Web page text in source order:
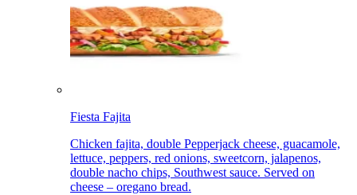
Fiesta Fajita​​​​‌ ‍ ​‍​‍‌‍ ‌ ​‍‌‍‍‌‌‍‌ ‌‍‍‌‌‍ ‍​‍​‍​ ‍‍​‍​‍‌ ​ ‌‍​‌‌‍ ‍‌‍‍‌‌ ‌​‌ ‍‌​‍ ‍‌‍‍‌‌‍ ​‍​‍​‍ ​​‍​‍‌‍‍​‌ ​‍‌‍‌‌‌‍‌‍​‍​‍​ ‍‍​‍​‍‌‍‍​‌ ‌​‌ ‌​‌ ​​‌ ​ ​ ‍‍​‍ ​‍ ‌‍ ‍‌‍ ‌ ​‍‌‍‌​‌‍‍‌‌‍​ ​‍ ‌‌‍​‍‌‍‍‌‌ ‌​‌‍‌‌‌ ​ ​‍ ‌‌‍‌ ‌ ​‍‌‍ ‌ ‌‌‌ ​​​‍ ‌‌ ​ ‌ ‌​‌ ‌‌‌‍‌​‌‍‍‌‌‍ ​‍ ‍‌ ‌‍‌‍‌‌‌ ​‍‌‍​ ‌‍‌‌‌‍ ​​‍ ‍‌‍​‌‌ ​​‌ ​​​‍ ‌‍‍‌‌‍ ‍‌ ‌​‌‍‌‌‌‍ ‍‌ ‌​​‍ ‌‍‌‌‌‍‌​‌‍‍‌‌ ‌​​‍ ‌‍ ‌‌‍ ‌‍‌​‌‍‌‌​ ‌‌ ​​‌ ​‍‌‍‌‌‌ ​ ‌‍‌‌‌‍ ‍‌ ‌​‌‍​‌‌ ‌​‌‍‍‌‌‍ ‌‍ ‍​ ‍ ‌‍‍‌‌‍‌​​ ‌​ ​ ​ ‌ ‌‍‌‌​ ​​​ ‌​​ ​​‌‍​‌‌‍‌‍​‍ ‌​ ‌​‌‍‌​‌‍‌​​ ​‌​‍ ‌​ ‌​​ ​‌​ ​‌‌‍​ ​‍ ‌​ ‍​​ ​ ​ ‌​​ ​‌​‍ ‌​ ​‌​ ‍​‌‍‌‍​ ‌​​ ​‌​ ‌‌​ ‌​‌‍​‌​ ‌​​ ​‍​ ​ ‌‍‌‌​ ‍ ‌ ‌​‌ ‍‌‌ ​​‌‍‌‌​ ‌‌ ​​‌ ​‍‌‍ ‌‍‌​‌ ‌‌‌‍​ ‌ ‌​​ ‍ ‌ ​​‌‍​‌‌ ‌​‌‍‍​​ ‌‌‍ ‍‌‍​‌‌‍ ‌‌‍‌‌​‍‌‌​ ‌‌‌​​‍‌‌ ‌‍‍ ‌‍‌‌‌ ‍‌​‍‌‌​ ​ ‌​‌​​‍‌‌​ ​ ‌​‌​​‍‌‌​ ​‍​ ​‍‌‍‌‌‌‍ ‍​‍‌‌​ ​‍​ ​‍​‍‌‌​ ‌‌‌​‌​​‍ ‍‌ ‌‍‌‍​‌‌‍ ​‌ ‌‌‌‍‌‌​ ‌‍​‍‌‍​‌‌ ​ ‌‍‌‌‌‌‌‌‌ ​‍‌‍ ​​ ‌‌‍‍​‌ ‌​‌ ‌​‌ ​​‌ ​ ​‍‌‌​ ​ ‌​​‌​‍‌‌​ ​‍‌​‌‍​‍‌‌​ ​‍‌​‌‍‌‍ ‍‌‍ ‌ ​‍‌‍‌​‌‍‍‌‌‍​ ​‍ ‌‌‍​‍‌‍‍‌‌ ‌​‌‍‌‌‌ ​ ​‍ ‌‌‍‌ ‌ ​‍‌‍ ‌ ‌‌‌ ​​​‍ ‌‌ ​ ‌ ‌​‌ ‌‌‌‍‌​‌‍‍‌‌‍ ​‍ ‍‌ ‌‍‌‍‌‌‌ ​‍‌‍​ ‌‍‌‌‌‍ ​​‍ ‍‌‍​‌‌ ​​‌ ​​​‍‌‍‌‍‍‌‌‍‌​​ ‌​ ​ ​ ‌ ‌‍‌‌​ ​​​ ‌​​ ​​‌‍​‌‌‍‌‍​‍ ‌​ ‌​‌‍‌​‌‍‌​​ ​‌​‍ ‌​ ‌​​ ​‌​ ​‌‌‍​ ​‍ ‌​ ‍​​ ​ ​ ‌​​ ​‌​‍ ‌​ ​‌​ ‍​‌‍‌‍​ ‌​​ ​‌​ ‌‌​ ‌​‌‍​‌​ ‌​​ ​‍​ ​ ‌‍‌‌​‍‌‍‌ ‌​‌ ‍‌‌ ​​‌‍‌‌​ ‌‌ ​​‌ ​‍‌‍ ‌‍‌​‌ ‌‌‌‍​ ‌ ‌​​‍‌‍‌ ​​‌‍​‌‌ ‌​‌‍‍​​ ‌‌‍ ‍‌‍​‌‌‍ ‌‌‍‌‌​‍‌‌​ ‌‌‌​​‍‌‌ ‌‍‍ ‌‍‌‌‌ ‍‌​‍‌‌​ ​ ‌​‌​​‍‌‌​ ​ ‌​‌​​‍‌‌​ ​‍​ ​‍‌‍‌‌‌‍ ‍​‍‌‌​ ​‍​ ​‍​‍‌‌​ ‌‌‌​‌​​‍ ‍‌ ‌‍‌‍​‌‌‍ ​‌ ‌‌‌‍‌‌​‍‌‍‌ ​​‌‍‌‌‌ ​‍‌ ​ ‌ ​​‌‍‌‌‌‍​ ‌ ‌​‌‍‍‌‌ ‌‍‌‍‌‌​ ‌‌ ​​‌ ‌‌‌‍​‍‌‍ ​‌‍‍‌‌ ​ ‌‍‍​‌‍‌‌‌‍‌​​‍​‍‌ ‌
Chicken fajita, double Pepperjack cheese, guacamole,
lettuce, peppers, red onions, sweetcorn, jalapenos,
double nacho chips, Southwest sauce. Served on
cheese – oregano bread.​​​​‌ ‍ ​‍​‍‌‍ ‌ ​‍‌‍‍‌‌‍‌ ‌‍‍‌‌‍ ‍​‍​‍​ ‍‍​‍​‍‌ ​ ‌‍​‌‌‍ ‍‌‍‍‌‌ ‌​‌ ‍‌​‍ ‍‌‍‍‌‌‍ ​‍​‍​‍ ​​‍​‍‌‍‍​‌ ​‍‌‍‌‌‌‍‌‍​‍​‍​ ‍‍​‍​‍‌‍‍​‌ ‌​‌ ‌​‌ ​​‌ ​ ​ ‍‍​‍ ​‍ ‌‍ ‍‌‍ ‌ ​‍‌‍‌​‌‍‍‌‌‍​ ​‍ ‌‌‍​‍‌‍‍‌‌ ‌​‌‍‌‌‌ ​ ​‍ ‌‌‍‌ ‌ ​‍‌‍ ‌ ‌‌‌ ​​​‍ ‌‌ ​ ‌ ‌​‌ ‌‌‌‍‌​‌‍‍‌‌‍ ​‍ ‍‌ ‌‍‌‍‌‌‌ ​‍‌‍​ ‌‍‌‌‌‍ ​​‍ ‍‌‍​‌‌ ​​‌ ​​​‍ ‌‍‍‌‌‍ ‍‌ ‌​‌‍‌‌‌‍ ‍‌ ‌​​‍ ‌‍‌‌‌‍‌​‌‍‍‌‌ ‌​​‍ ‌‍ ‌‌‍ ‌‍‌​‌‍‌‌​ ‌‌ ​​‌ ​‍‌‍‌‌‌ ​ ‌‍‌‌‌‍ ‍‌ ‌​‌‍​‌‌ ‌​‌‍‍‌‌‍ ‌‍ ‍​ ‍ ‌‍‍‌‌‍‌​​ ‌​ ​ ​ ‌ ‌‍‌‌​ ​​​ ‌​​ ​​‌‍​‌‌‍‌‍​‍ ‌​ ‌​‌‍‌​‌‍‌​​ ​‌​‍ ‌​ ‌​​ ​‌​ ​‌‌‍​ ​‍ ‌​ ‍​​ ​ ​ ‌​​ ​‌​‍ ‌​ ​‌​ ‍​‌‍‌‍​ ‌​​ ​‌​ ‌‌​ ‌​‌‍​‌​ ‌​​ ​‍​ ​ ‌‍‌‌​ ‍ ‌ ‌​‌ ‍‌‌ ​​‌‍‌‌​ ‌‌ ​​‌ ​‍‌‍ ‌‍‌​‌ ‌‌‌‍​ ‌ ‌​​ ‍ ‌ ​​‌‍​‌‌ ‌​‌‍‍​​ ‌‌ ​ ‌‍‍​‌‍ ‌ ​‍‌ ‌​‌​‌​‌‍‌‌‌ ​ ‌‍​ ‌ ​‍‌‍‍‌‌ ​​‌ ‌​‌‍‍‌‌‍ ‌‍ ‍​‍‌‌​ ‌‌‌​​‍‌‌ ‌‍‍ ‌‍‌‌‌ ‍‌​‍‌‌​ ​ ‌​‌​​‍‌‌​ ​ ‌​‌​​‍‌‌​ ​‍​ ​‍‌‍‌‌‌‍ ‍​‍‌‌​ ​‍​ ​‍​‍‌‌​ ‌‌‌​‌​​‍ ‍‌ ‌‍‌‍​‌‌‍ ​‌ ‌‌‌‍‌‌​ ‌‍​‍‌‍​‌‌ ​ ‌‍‌‌‌‌‌‌‌ ​‍‌‍ ​​ ‌‌‍‍​‌ ‌​‌ ‌​‌ ​​‌ ​ ​‍‌‌​ ​ ‌​​‌​‍‌‌​ ​‍‌​‌‍​‍‌‌​ ​‍‌​‌‍‌‍ ‍‌‍ ‌ ​‍‌‍‌​‌‍‍‌‌‍​ ​‍ ‌‌‍​‍‌‍‍‌‌ ‌​‌‍‌‌‌ ​ ​‍ ‌‌‍‌ ‌ ​‍‌‍ ‌ ‌‌‌ ​​​‍ ‌‌ ​ ‌ ‌​‌ ‌‌‌‍‌​‌‍‍‌‌‍ ​‍ ‍‌ ‌‍‌‍‌‌‌ ​‍‌‍​ ‌‍‌‌‌‍ ​​‍ ‍‌‍​‌‌ ​​‌ ​​​‍‌‍‌‍‍‌‌‍‌​​ ‌​ ​ ​ ‌ ‌‍‌‌​ ​​​ ‌​​ ​​‌‍​‌‌‍‌‍​‍ ‌​ ‌​‌‍‌​‌‍‌​​ ​‌​‍ ‌​ ‌​​ ​‌​ ​‌‌‍​ ​‍ ‌​ ‍​​ ​ ​ ‌​​ ​‌​‍ ‌​ ​‌​ ‍​‌‍‌‍​ ‌​​ ​‌​ ‌‌​ ‌​‌‍​‌​ ‌​​ ​‍​ ​ ‌‍‌‌​‍‌‍‌ ‌​‌ ‍‌‌ ​​‌‍‌‌​ ‌‌ ​​‌ ​‍‌‍ ‌‍‌​‌ ‌‌‌‍​ ‌ ‌​​‍‌‍‌ ​​‌‍​‌‌ ‌​‌‍‍​​ ‌‌ ​ ‌‍‍​‌‍ ‌ ​‍‌ ‌​‌​‌​‌‍‌‌‌ ​ ‌‍​ ‌ ​‍‌‍‍‌‌ ​​‌ ‌​‌‍‍‌‌‍ ‌‍ ‍​‍‌‌​ ‌‌‌​​‍‌‌ ‌‍‍ ‌‍‌‌‌ ‍‌​‍‌‌​ ​ ‌​‌​​‍‌‌​ ​ ‌​‌​​‍‌‌​ ​‍​ ​‍‌‍‌‌‌‍ ‍​‍‌‌​ ​‍​ ​‍​‍‌‌​ ‌‌‌​‌​​‍ ‍‌ ‌‍‌‍​‌‌‍ ​‌ ‌‌‌‍‌‌​‍‌‍‌ ​​‌‍‌‌‌ ​‍‌ ​ ‌ ​​‌‍‌‌‌‍​ ‌ ‌​‌‍‍‌‌ ‌‍‌‍‌‌​ ‌‌ ​​‌ ‌‌‌‍​‍‌‍ ​‌‍‍‌‌ ​ ‌‍‍​‌‍‌‌‌‍‌​​‍​‍‌ ‌